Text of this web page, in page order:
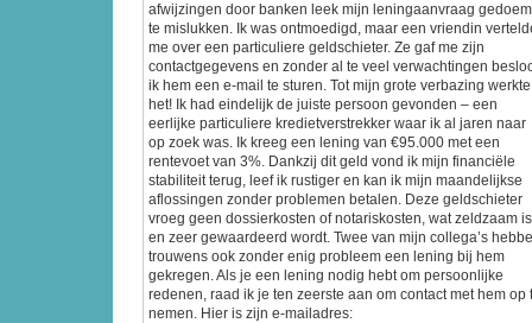
afwijzingen door banken leek mijn leningaanvraag
te mislukken. Ik was ontmoedigd, maar een vriendin
me over een particuliere geldschieter. Ze gaf me zijn
contactgegevens en zonder al te veel verwachtingen
ik hem een e-mail te sturen. Tot mijn grote verbazing werkte
het! Ik had eindelijk de juiste persoon gevonden – een
eerlijke particuliere kredietverstrekker waar ik al jaren naar
op zoek was. Ik kreeg een lening van €95.000 met een
rentevoet van 3%. Dankzij dit geld vond ik mijn financiële
stabiliteit terug, leef ik rustiger en kan ik mijn maandelijkse
aflossingen zonder problemen betalen. Deze geldschieter
vroeg geen dossierkosten of notariskosten, wat zeldzaam is
en zeer gewaardeerd wordt. Twee van mijn collega’s
trouwens ook zonder enig probleem een lening bij hem
gekregen. Als je een lening nodig hebt om persoonlijke
redenen, raad ik je ten zeerste aan om contact met hem op
nemen. Hier is zijn e-mailadres: